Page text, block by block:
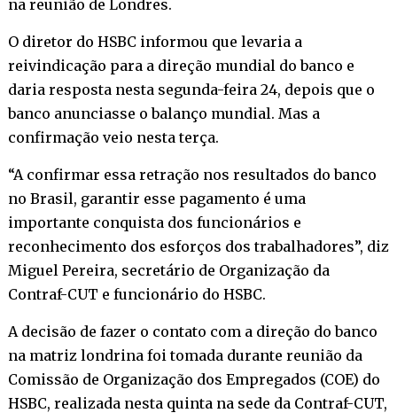
na reunião de Londres.
O diretor do HSBC informou que levaria a
reivindicação para a direção mundial do banco e
daria resposta nesta segunda-feira 24, depois que o
banco anunciasse o balanço mundial. Mas a
confirmação veio nesta terça.
“A confirmar essa retração nos resultados do banco
no Brasil, garantir esse pagamento é uma
importante conquista dos funcionários e
reconhecimento dos esforços dos trabalhadores”, diz
Miguel Pereira, secretário de Organização da
Contraf-CUT e funcionário do HSBC.
A decisão de fazer o contato com a direção do banco
na matriz londrina foi tomada durante reunião da
Comissão de Organização dos Empregados (COE) do
HSBC, realizada nesta quinta na sede da Contraf-CUT,